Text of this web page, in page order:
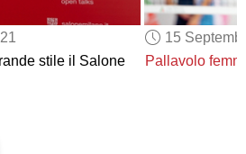
ALEXA
ADJUST COLORS
stile il Salone
15
Pallavolo